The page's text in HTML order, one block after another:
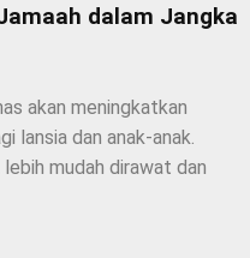
dalam Jangka
akan meningkatkan
lansia dan anak-anak.
mudah dirawat dan